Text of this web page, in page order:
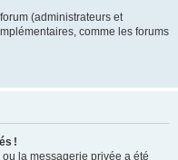
(administrateurs et
comme les forums
!
la messagerie privée a été